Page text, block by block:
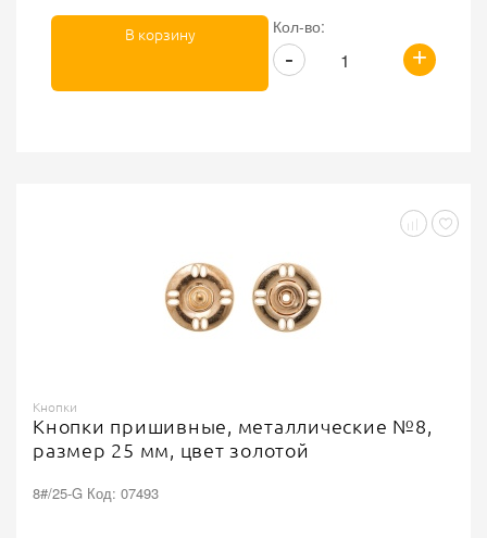
Кол-во:
+
-
В корзину
Кнопки
Кнопки пришивные, металлические №8,
размер 25 мм, цвет золотой
8#/25-G Код: 07493